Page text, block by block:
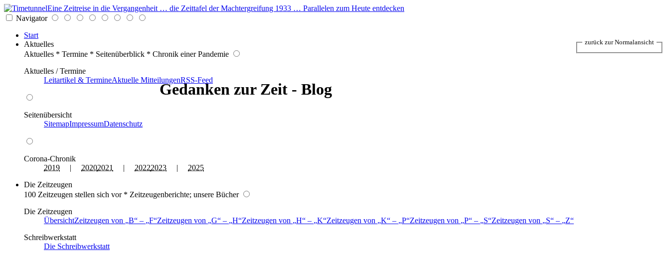
Eine Zeitreise in die Vergangenheit … die Zeittafel der Machtergreifung 1933 … Parallelen zum Heute entdecken
Navigator
Start
Aktuelles
Aktuelles * Termine * Seitenüberblick * Chronik einer Pandemie
Aktuelles / Termine
Leitartikel & TermineAktuelle MitteilungenRSS-Feed
Seitenübersicht
SitemapImpressumDatenschutz
Corona-Chronik
2019 | 20202021 | 20222023 | 2025
Die Zeitzeugen
100 Zeitzeugen stellen sich vor * Zeitzeugenberichte; unsere Bücher
Die Zeitzeugen
ÜbersichtZeitzeugen von B – F Zeitzeugen von G – H Zeitzeugen von H – K Zeitzeugen von K – P Zeitzeugen von P – S Zeitzeugen von S –
Z
Schreibwerkstatt
Die Schreibwerkstatt
Gedanken zur Zeit - Blog
zurück zur Normalansicht